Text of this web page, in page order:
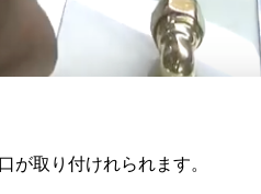
が取り付けれられます。